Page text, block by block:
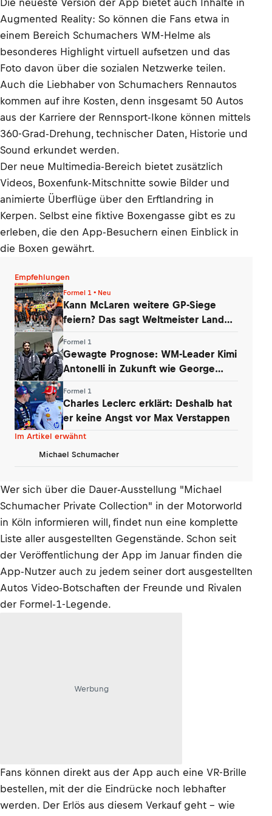
Die neueste Version der App bietet auch Inhalte in
Augmented Reality: So können die Fans etwa in
einem Bereich Schumachers WM-Helme als
besonderes Highlight virtuell aufsetzen und das
Foto davon über die sozialen Netzwerke teilen.
Auch die Liebhaber von Schumachers Rennautos
kommen auf ihre Kosten, denn insgesamt 50 Autos
aus der Karriere der Rennsport-Ikone können mittels
360-Grad-Drehung, technischer Daten, Historie und
Sound erkundet werden.
Der neue Multimedia-Bereich bietet zusätzlich
Videos, Boxenfunk-Mitschnitte sowie Bilder und
animierte Überflüge über den Erftlandring in
Kerpen. Selbst eine fiktive Boxengasse gibt es zu
erleben, die den App-Besuchern einen Einblick in
die Boxen gewährt.
Empfehlungen
Formel 1 • Neu
Kann McLaren weitere GP-Siege
feiern? Das sagt Weltmeister Lando
Formel 1
Gewagte Prognose: WM-Leader Kimi
Antonelli in Zukunft wie George
Formel 1
Charles Leclerc erklärt: Deshalb hat
er keine Angst vor Max Verstappen
Im Artikel erwähnt
Michael Schumacher
Wer sich über die Dauer-Ausstellung "Michael
Schumacher Private Collection" in der Motorworld
in Köln informieren will, findet nun eine komplette
Liste aller ausgestellten Gegenstände. Schon seit
der Veröffentlichung der App im Januar finden die
App-Nutzer auch zu jedem seiner dort ausgestellten
Autos Video-Botschaften der Freunde und Rivalen
der Formel-1-Legende.
Werbung
Fans können direkt aus der App auch eine VR-Brille
bestellen, mit der die Eindrücke noch lebhafter
werden. Der Erlös aus diesem Verkauf geht – wie